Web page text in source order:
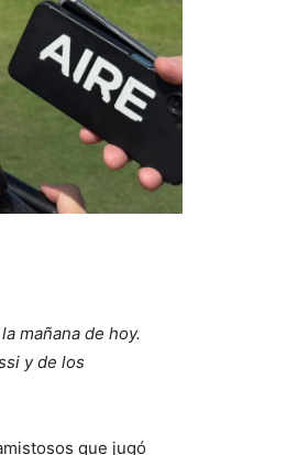
mañana de hoy.
y de los
que jugó